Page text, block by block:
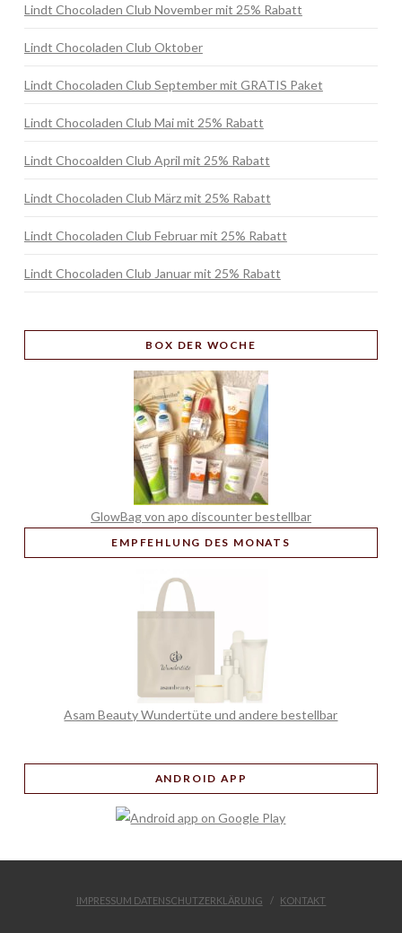
Lindt Chocoladen Club November mit 25% Rabatt
Lindt Chocoladen Club Oktober
Lindt Chocoladen Club September mit GRATIS Paket
Lindt Chocoladen Club Mai mit 25% Rabatt
Lindt Chocoalden Club April mit 25% Rabatt
Lindt Chocoladen Club März mit 25% Rabatt
Lindt Chocoladen Club Februar mit 25% Rabatt
Lindt Chocoladen Club Januar mit 25% Rabatt
BOX DER WOCHE
GlowBag von apo discounter bestellbar
EMPFEHLUNG DES MONATS
Asam Beauty Wundertüte und andere bestellbar
ANDROID APP
IMPRESSUM DATENSCHUTZERKLÄRUNG KONTAKT